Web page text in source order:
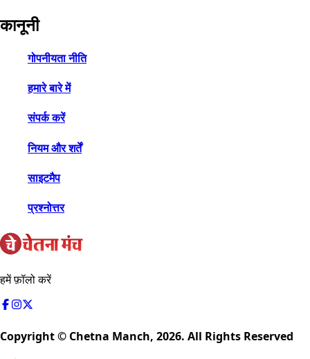
कानूनी
गोपनीयता नीति
हमारे बारे में
संपर्क करें
नियम और शर्तें
साइटमैप
प्रश्नोत्तर
हमें फ़ॉलो करें
Copyright © Chetna Manch, 2026. All Rights Reserved